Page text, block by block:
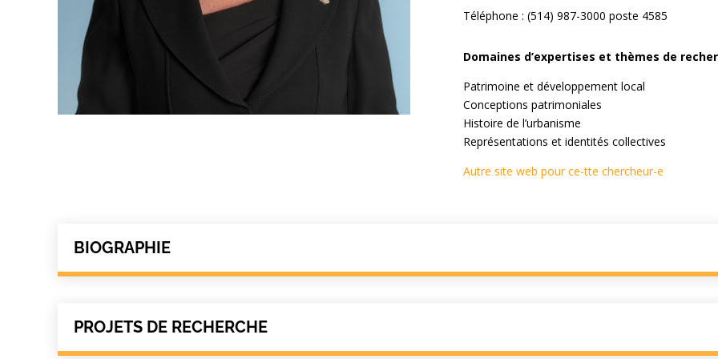
Téléphone : (514) 987-3000 poste 4585
Domaines d’expertises et thèmes de
Patrimoine et développement local
Conceptions patrimoniales
Histoire de l’urbanisme
Représentations et identités collectives
Autre site web pour ce-tte chercheur-e
BIOGRAPHIE
PROJETS DE RECHERCHE